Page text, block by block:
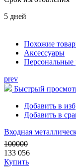
5 дней
Похожие
Аксессуары
Персональные
prev
Быстрый
Добавить в
Добавить в
Входная
100000
133 056
Купить